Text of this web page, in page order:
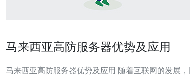
马来西亚高防服务器优势及应用
马来西亚高防服务器优势及应用 随着互联网的发展，网络